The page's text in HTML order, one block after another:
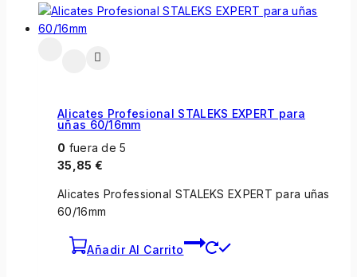
Alicates Profesional STALEKS EXPERT para
uñas 60/16mm
0 fuera de 5
35,85 €
Alicates Professional STALEKS EXPERT para uñas
60/16mm
Añadir Al Carrito